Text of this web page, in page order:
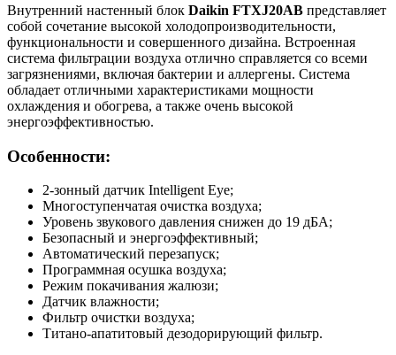
Внутренний настенный блок Daikin FTXJ20AB представляет
собой сочетание высокой холодопроизводительности,
функциональности и совершенного дизайна. Встроенная
система фильтрации воздуха отлично справляется со всеми
загрязнениями, включая бактерии и аллергены. Система
обладает отличными характеристиками мощности
охлаждения и обогрева, а также очень высокой
энергоэффективностью.
Особенности:
2-зонный датчик Intelligent Eye;
Многоступенчатая очистка воздуха;
Уровень звукового давления снижен до 19 дБА;
Безопасный и энергоэффективный;
Автоматический перезапуск;
Программная осушка воздуха;
Режим покачивания жалюзи;
Датчик влажности;
Фильтр очистки воздуха;
Титано-апатитовый дезодорирующий фильтр.